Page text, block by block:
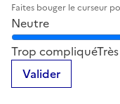
Faites bouger le curseur
Neutre
Notez la clarté du
Trop compliqué
Valider